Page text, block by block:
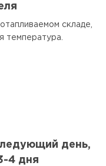
складе,
температура.
день,
4 дня